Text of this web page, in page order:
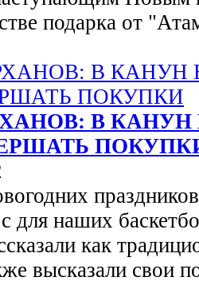
подарка от
В
для наших
как
высказали свои